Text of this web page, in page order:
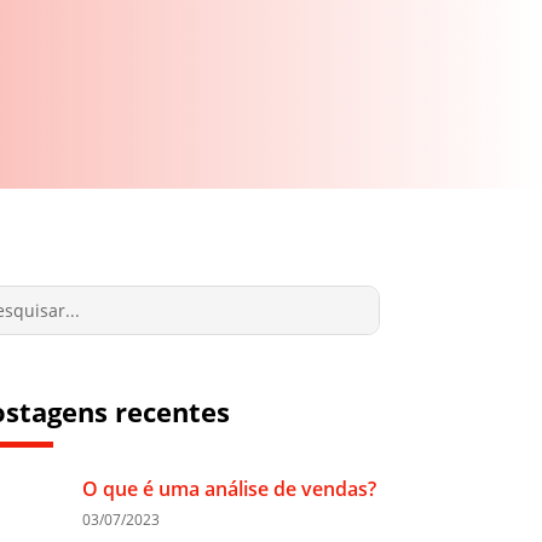
recentes
O que é uma análise de vendas?
03/07/2023